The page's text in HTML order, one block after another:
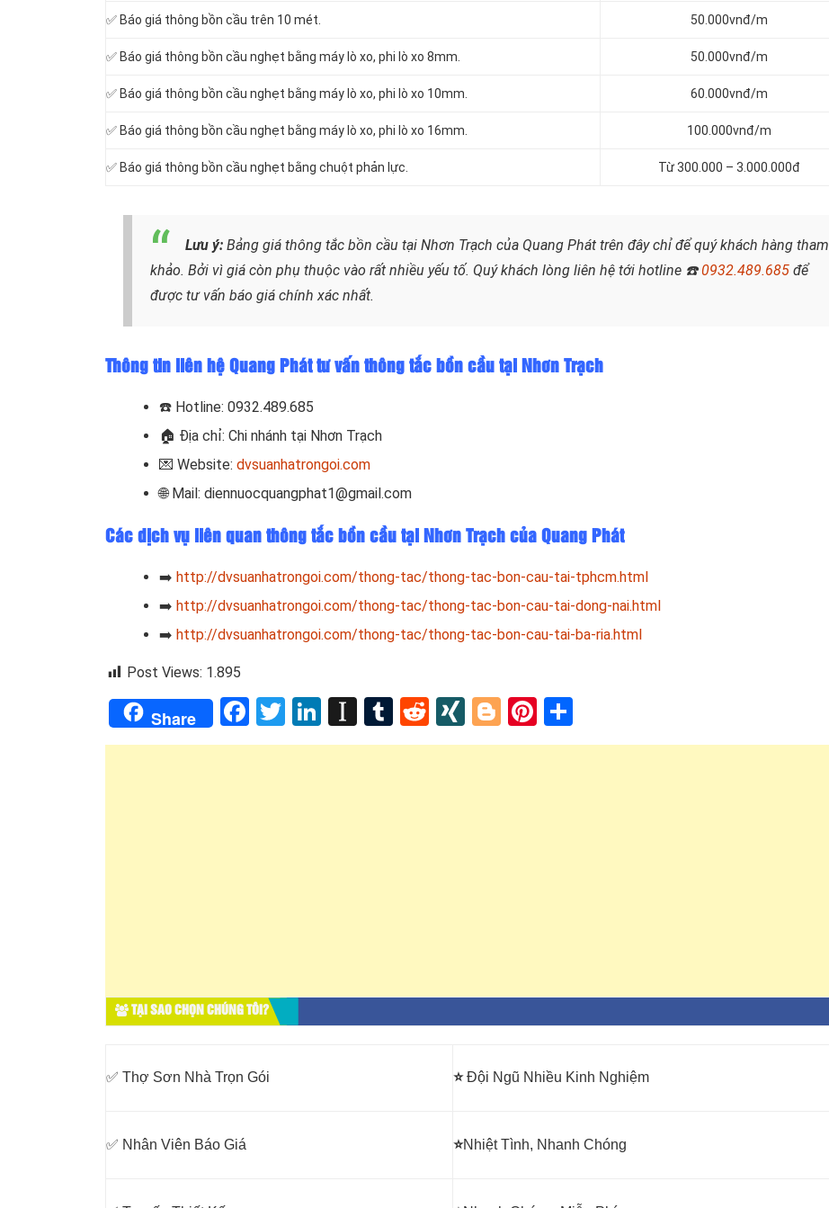
✅ Báo giá thông bồn cầu trên 10 mét. 50.000vnđ/m
✅ Báo giá thông bồn cầu nghẹt bằng máy lò xo, phi lò xo 8mm. 50.000vnđ/m
✅ Báo giá thông bồn cầu nghẹt bằng máy lò xo, phi lò xo 10mm. 60.000vnđ/m
✅ Báo giá thông bồn cầu nghẹt bằng máy lò xo, phi lò xo 16mm. 100.000vnđ/m
✅ Báo giá thông bồn cầu nghẹt bằng chuột phản lực. Từ 300.000 – 3.000.000đ
Lưu ý: Bảng giá thông tắc bồn cầu tại Nhơn Trạch của Quang Phát trên đây chỉ để quý khách hàng tham
khảo. Bởi vì giá còn phụ thuộc vào rất nhiều yếu tố. Quý khách lòng liên hệ tới hotline ☎️ 0932.489.685 để
được tư vấn báo giá chính xác nhất.
Thông tin liên hệ Quang Phát tư vấn thông tắc bồn cầu tại Nhơn Trạch
☎️ Hotline: 0932.489.685
🏠 Địa chỉ: Chi nhánh tại Nhơn Trạch
💌 Website: dvsuanhatrongoi.com
🌐 Mail: diennuocquangphat1@gmail.com
Các dịch vụ liên quan thông tắc bồn cầu tại Nhơn Trạch của Quang Phát
➡️ http://dvsuanhatrongoi.com/thong-tac/thong-tac-bon-cau-tai-tphcm.html
➡️ http://dvsuanhatrongoi.com/thong-tac/thong-tac-bon-cau-tai-dong-nai.html
➡️ http://dvsuanhatrongoi.com/thong-tac/thong-tac-bon-cau-tai-ba-ria.html
Post Views: 1.895
Share Facebook
Twitter
LinkedIn
Instapaper
Tumblr
RedditXINGBloggerPinterest
TẠI SAO CHỌN CHÚNG TÔI?
✅ Thợ Sơn Nhà Trọn Gói ⭐Đội Ngũ Nhiều Kinh Nghiệm
✅ Nhân Viên Báo Giá ⭐Nhiệt Tình, Nhanh Chóng